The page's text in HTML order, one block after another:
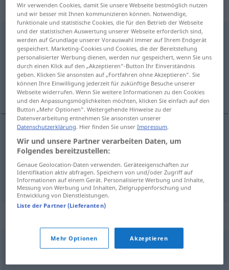
„zusammennehmen“
zusammennehmen
Übersicht aller Übersetzungen
(Für mehr Details die Übersetzung anklicken/antippen)
ta seg sammen
sich zusammennehmen
ta seg sammen
(sich) zwingen
Wir verwenden Cookies, damit Sie unsere Webseite bestmöglich nutzen
und wir besser mit Ihnen kommunizieren können. Notwendige,
funktionale und statistische Cookies, die für den Betrieb der Webseite
und der statistischen Auswertung unserer Webseite erforderlich sind,
werden auf Grundlage unserer Vorauswahl immer auf Ihrem Endgerät
gespeichert. Marketing-Cookies und Cookies, die der Bereitstellung
personalisierter Werbung dienen, werden nur gespeichert, wenn Sie uns
durch einen Klick auf den „Akzeptieren“-Button Ihr Einverständnis
geben. Klicken Sie ansonsten auf „Fortfahren ohne Akzeptieren“. Sie
können Ihre Einwilligung jederzeit für zukünftige Besuche unserer
Webseite widerrufen. Wenn Sie weitere Informationen zu den Cookies
und den Anpassungsmöglichkeiten möchten, klicken Sie einfach auf den
Button „Mehr Optionen“. Weitergehende Hinweise zu der
Datenverarbeitung entnehmen Sie ansonsten unserer
Datenschutzerklärung. Hier finden Sie unserImpressum.
Wir und unsere Partner verarbeiten Daten, um
Folgendes bereitzustellen:
Genaue Geolocation-Daten verwenden. Geräteeigenschaften zur
Identifikation aktiv abfragen. Speichern von und/oder Zugriff auf
Informationen auf einem Gerät. Personalisierte Werbung und Inhalte,
Messung von Werbung und Inhalten, Zielgruppenforschung und
Entwicklung von Dienstleistungen.
Liste der Partner (Lieferanten)
Mehr Optionen Akzeptieren